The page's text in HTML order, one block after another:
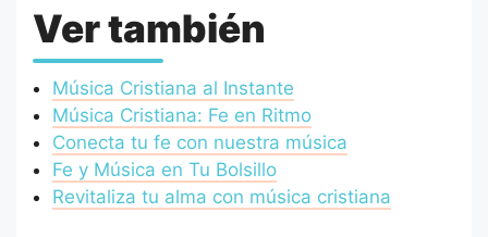
Ver también
Música Cristiana al Instante
Música Cristiana: Fe en Ritmo
Conecta tu fe con nuestra música
Fe y Música en Tu Bolsillo
Revitaliza tu alma con música cristiana